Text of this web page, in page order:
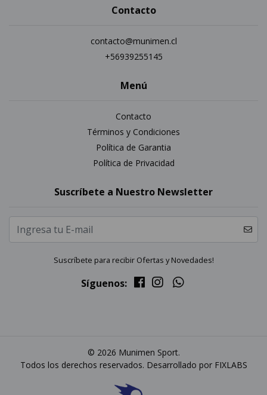
Contacto
contacto@munimen.cl
+56939255145
Menú
Contacto
Términos y Condiciones
Política de Garantia
Política de Privacidad
Suscríbete a Nuestro Newsletter
Suscríbete para recibir Ofertas y Novedades!
Síguenos:
© 2026 Munimen Sport.
Todos los derechos reservados. Desarrollado por FIXLABS